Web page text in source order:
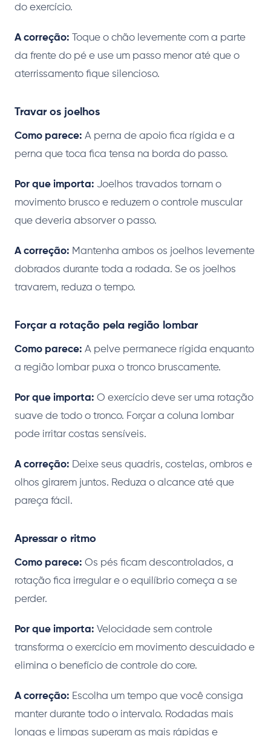
do exercício.
A correção: Toque o chão levemente com a parte
da frente do pé e use um passo menor até que o
aterrissamento fique silencioso.
Travar os joelhos
Como parece: A perna de apoio fica rígida e a
perna que toca fica tensa na borda do passo.
Por que importa: Joelhos travados tornam o
movimento brusco e reduzem o controle muscular
que deveria absorver o passo.
A correção: Mantenha ambos os joelhos levemente
dobrados durante toda a rodada. Se os joelhos
travarem, reduza o tempo.
Forçar a rotação pela região lombar
Como parece: A pelve permanece rígida enquanto
a região lombar puxa o tronco bruscamente.
Por que importa: O exercício deve ser uma rotação
suave de todo o tronco. Forçar a coluna lombar
pode irritar costas sensíveis.
A correção: Deixe seus quadris, costelas, ombros e
olhos girarem juntos. Reduza o alcance até que
pareça fácil.
Apressar o ritmo
Como parece: Os pés ficam descontrolados, a
rotação fica irregular e o equilíbrio começa a se
perder.
Por que importa: Velocidade sem controle
transforma o exercício em movimento descuidado e
elimina o benefício de controle do core.
A correção: Escolha um tempo que você consiga
manter durante todo o intervalo. Rodadas mais
longas e limpas superam as mais rápidas e